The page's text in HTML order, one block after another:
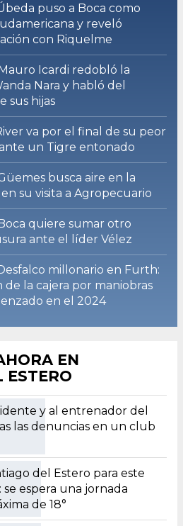
puso a Boca como
y reveló
con Riquelme
Icardi redobló la
Nara y habló del
sus hijas
va por el final de su peor
un Tigre entonado
busca aire en la
su visita a Agropecuario
quiere sumar otro
ante el líder Vélez
millonario en Furth:
de la cajera por maniobras
en el 2024
EN
ESTERO
y al entrenador del
las denuncias en un club
del Estero para este
espera una jornada
de 18°